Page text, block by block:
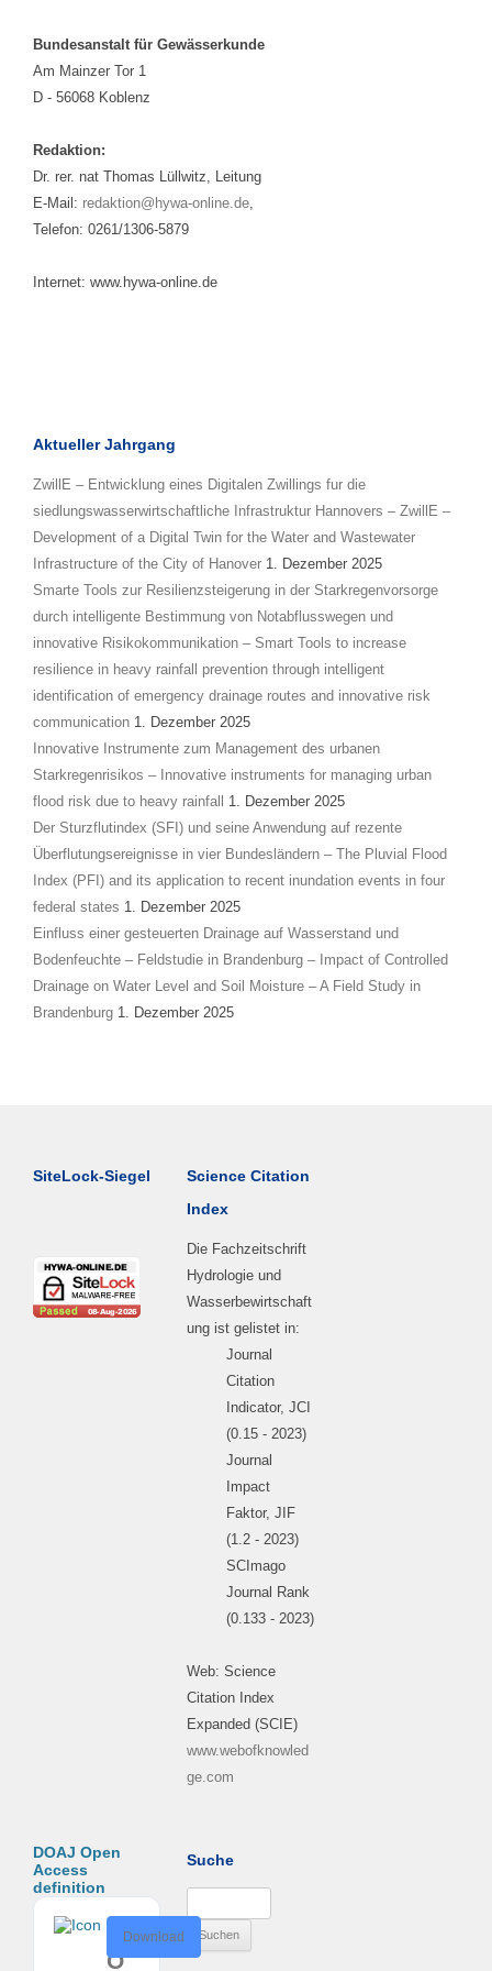
Bundesanstalt für Gewässerkunde
Am Mainzer Tor 1
D - 56068 Koblenz
Redaktion:
Dr. rer. nat Thomas Lüllwitz, Leitung
E-Mail: redaktion@hywa-online.de
Telefon: 0261/1306-5879
Internet: www.hywa-online.de
Aktueller Jahrgang
ZwillE – Entwicklung eines Digitalen Zwillings fur die
siedlungswasserwirtschaftliche Infrastruktur Hannovers – ZwillE –
Development of a Digital Twin for the Water and Wastewater
Infrastructure of the City of Hanover 1. Dezember 2025
Smarte Tools zur Resilienzsteigerung in der Starkregenvorsorge
durch intelligente Bestimmung von Notabflusswegen und
innovative Risikokommunikation – Smart Tools to increase
resilience in heavy rainfall prevention through intelligent
identification of emergency drainage routes and innovative risk
communication 1. Dezember 2025
Innovative Instrumente zum Management des urbanen
Starkregenrisikos – Innovative instruments for managing urban
flood risk due to heavy rainfall
1. Dezember 2025
Der Sturzflutindex (SFI) und seine Anwendung auf rezente
Überflutungsereignisse in vier Bundesländern – The Pluvial Flood
Index (PFI) and its application to recent inundation events in four
federal states 1. Dezember 2025
Einfluss einer gesteuerten Drainage auf Wasserstand und
Bodenfeuchte – Feldstudie in Brandenburg – Impact of Controlled
Drainage on Water Level and Soil Moisture – A Field Study in
Brandenburg 1. Dezember 2025
SiteLock-Siegel
Science Citation
Index
Die Fachzeitschrift
Hydrologie und
Wasserbewirtschaft
ung ist gelistet in:
Journal
Citation
Indicator, JCI
(0.15 - 2023)
Journal
Impact
Faktor, JIF
(1.2 - 2023)
SCImago
Journal Rank
(0.133 - 2023)
Web: Science
Citation Index
Expanded (SCIE)
www.webofknowled
ge.com
DOAJ Open
Access
definition
O
Download
Suche
nach: